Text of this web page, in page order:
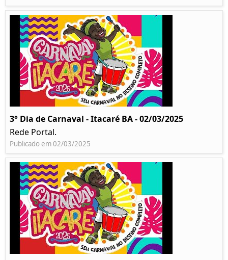
3° Dia de Carnaval - Itacaré BA - 02/03/2025
Rede Portal.
Publicado em 02/03/2025